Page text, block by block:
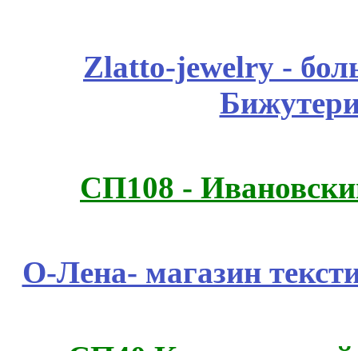
Zlatto-jewelry -
СП108 -
О-Лена- магазин